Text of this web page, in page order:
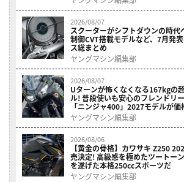
2026/08/07
スクーターがシフトダウンの時代
制御CVT搭載モデルなど、7月発
ス総まとめ
ヤングマシン編集部
2026/08/07
Uターンが怖くなくなる167kgの
ル! 普段使いも安心のフレンドリ
「ニンジャ400」2027モデルが
ヤングマシン編集部
2026/08/06
【黄金の骨格】カワサキ Z250
売決定! 高級感を極めたツートー
を遂げた本格250ccスポーツだ
ヤングマシン編集部